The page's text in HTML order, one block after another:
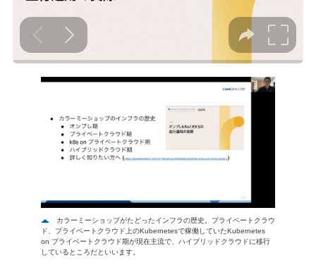
カラーミーショップがたどったインフラの歴史。プライベートクラウ
ド、プライベートクラウド上のKubernetesで稼働していたKubernetes
on プライベートクラウド期が現在主流で、ハイブリッドクラウドに移行
しているところだといいます。